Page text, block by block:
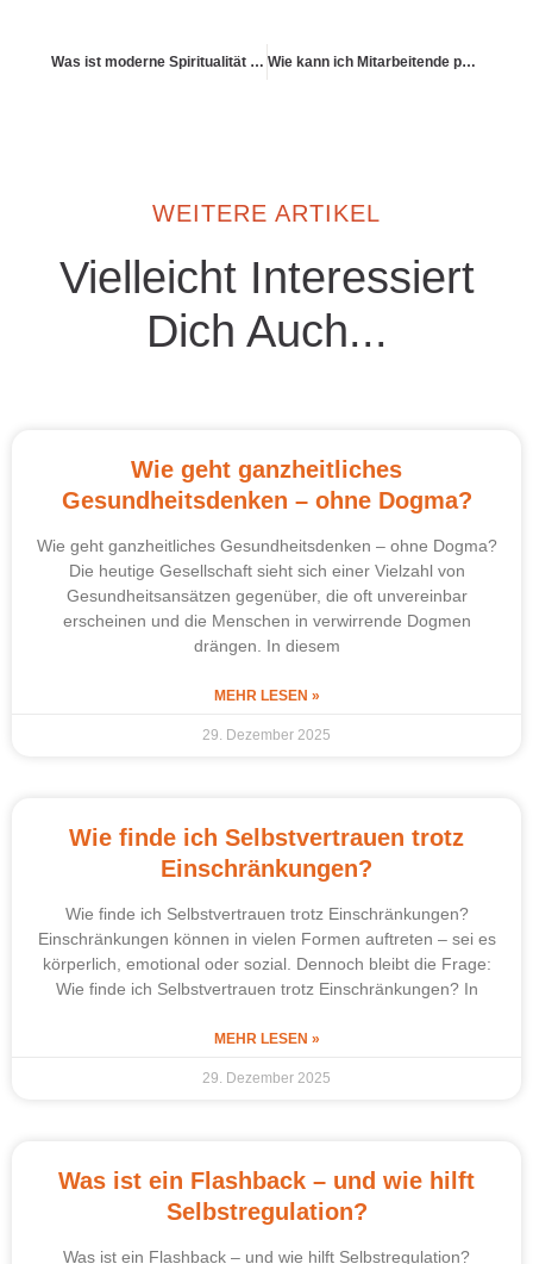
Was ist moderne Spiritualität – und wie wirkt sie gesundheitsfördernd? Wie kann ich Mitarbeitende psychisch gesund führen?
WEITERE ARTIKEL
Vielleicht Interessiert
Dich Auch...
Wie geht ganzheitliches
Gesundheitsdenken – ohne Dogma?
Wie geht ganzheitliches Gesundheitsdenken – ohne Dogma?
Die heutige Gesellschaft sieht sich einer Vielzahl von
Gesundheitsansätzen gegenüber, die oft unvereinbar
erscheinen und die Menschen in verwirrende Dogmen
drängen. In diesem
MEHR LESEN »
29. Dezember 2025
Wie finde ich Selbstvertrauen trotz
Einschränkungen?
Wie finde ich Selbstvertrauen trotz Einschränkungen?
Einschränkungen können in vielen Formen auftreten – sei es
körperlich, emotional oder sozial. Dennoch bleibt die Frage:
Wie finde ich Selbstvertrauen trotz Einschränkungen? In
MEHR LESEN »
29. Dezember 2025
Was ist ein Flashback – und wie hilft
Selbstregulation?
Was ist ein Flashback – und wie hilft Selbstregulation?